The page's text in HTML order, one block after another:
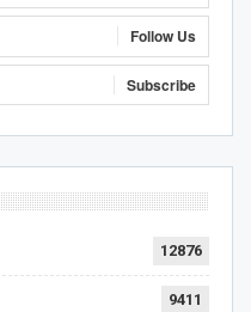
Follow Us
Subscribe
12876
9411